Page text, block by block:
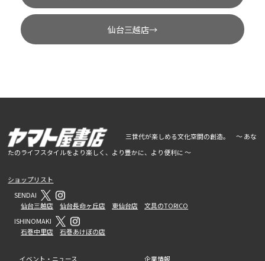
仙台三越店→
三世代が楽しめる文化空間の創造。 ～ あな
たのライフスタイルをより楽しく、より豊かに、より便利に ～
ショップリスト
SENDAI
仙台三越店
仙台長命ヶ丘店 東仙台店
文具のTORICO
ISHINOMAKI
石巻中里店
石巻あけぼの店
イベント・ニュース 企業情報